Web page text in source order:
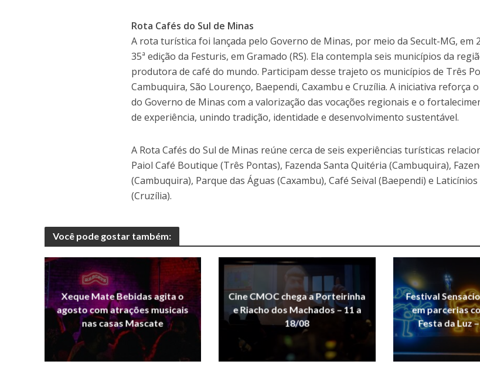
Rota Cafés do Sul de Minas
A rota turística foi lançada pelo Governo de Minas, por meio da Secult-MG, em
35ª edição da Festuris, em Gramado (RS). Ela contempla seis municípios da
produtora de café do mundo. Participam desse trajeto os municípios de Três
Cambuquira, São Lourenço, Baependi, Caxambu e Cruzília. A iniciativa reforça
do Governo de Minas com a valorização das vocações regionais e o
de experiência, unindo tradição, identidade e desenvolvimento sustentável.
A Rota Cafés do Sul de Minas reúne cerca de seis experiências turísticas
Paiol Café Boutique (Três Pontas), Fazenda Santa Quitéria (Cambuquira),
(Cambuquira), Parque das Águas (Caxambu), Café Seival (Baependi) e
(Cruzília).
Você pode gostar também:
Xeque Mate Bebidas agita o
agosto com atrações musicais
nas casas Mascate
Cine CMOC chega a Porteirinha
e Riacho dos Machados – 11 a
18/08
Festival
em parcerias
Festa da Luz